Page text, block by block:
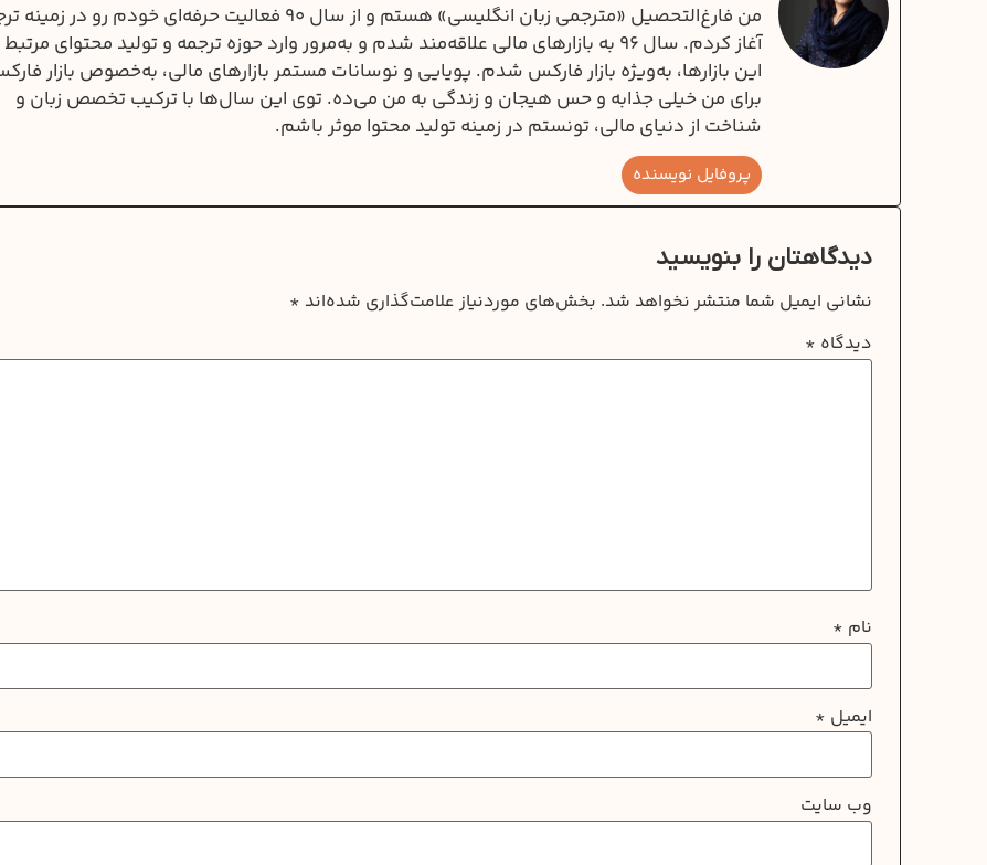
من فارغ‌التحصیل «مترجمی زبان انگلیسی» هستم و از سال ۹۰ فعالیت حرفه‌ای خودم رو در
آغاز کردم. سال ۹۶ به بازارهای مالی علاقه‌مند شدم و به‌مرور وارد حوزه ترجمه و تولید محتوای مرتبط
این بازارها، به‌ویژه بازار فارکس شدم. پویایی و نوسانات مستمر بازارهای مالی، به‌خصوص بازار
برای من خیلی جذابه و حس هیجان و زندگی به من می‌ده. توی این سال‌ها با ترکیب تخصص زبان و
شناخت از دنیای مالی، تونستم در زمینه تولید محتوا موثر باشم.
پروفایل نویسنده
دیدگاهتان را بنویسید
نشانی ایمیل شما منتشر نخواهد شد. بخش‌های موردنیاز علامت‌گذاری شده‌اند *
دیدگاه *
نام *
ایمیل *
وب‌ سایت